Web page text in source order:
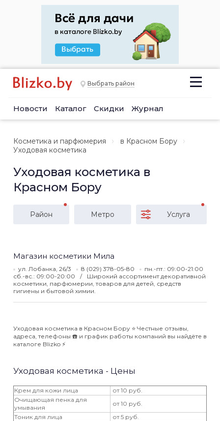
Выбрать район
Новости Каталог Скидки Журнал
Косметика и парфюмерия
в Красном Бору
Уходовая косметика
Уходовая косметика в
Красном Бору
Район Метро Услуга
Магазин косметики Мила
ул. Лобанка, 26/3 8 (029) 378-05-80
пн.-пт.: 09:00-21:00
сб.-вс.: 09:00-20:00
Широкий ассортимент декоративной
косметики, парфюмерии, товаров для детей, средств
гигиены и бытовой химии.
Уходовая косметика в Красном Бору ⭐️ Честные отзывы,
адреса, телефоны ☎️ и график работы компаний вы найдёте в
каталоге Blizko ⚡️
Уходовая косметика - Цены
Крем для кожи лица
от 10 руб.
Очищающая пенка для
умывания
от 10 руб.
Тоник для лица
от 5 руб.